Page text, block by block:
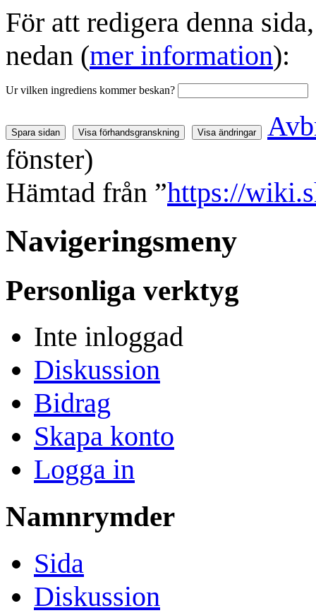
För att redigera denna
nedan (mer information):
Ur vilken ingrediens kommer beskan?
fönster)
Hämtad från ”https://
Navigeringsmeny
Personliga verktyg
Inte inloggad
Diskussion
Bidrag
Skapa konto
Logga in
Namnrymder
Sida
Diskussion